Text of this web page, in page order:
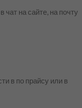
чат на сайте, на почту
в по прайсу или в